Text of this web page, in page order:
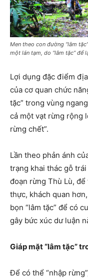
Men theo con đường “lâm
một lán tạm, do “lâm tặc” để
Lợi dụng đặc điểm
của cơ quan chức
tặc” trong vùng
cả một vạt rừng rộng
rừng chết”.
Lần theo phản ánh
trạng khai thác gỗ
đoạn rừng Thù Lù,
thực, khách quan
bọn “lâm tặc” để có
gây bức xúc dư luận
Giáp mặt “lâm tặc”
Để có thể “nhập